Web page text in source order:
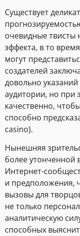
Существует
очевидные твисты
эффекта, в то
могут
создателей
довольно
аудитории, но при
качественно,
способно
casino).
Нынешняя
более утонченной
Интернет-
и предположения,
вызовы для
не только
аналитическую
способных